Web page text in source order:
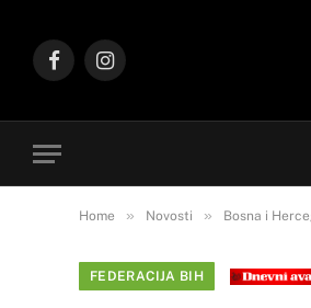
FacebookInstagram
Home » Novosti » Bosna i
FEDERACIJA BIH